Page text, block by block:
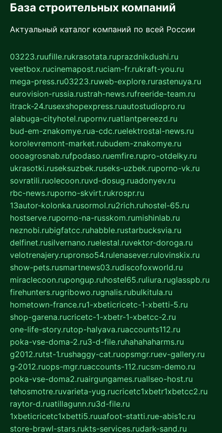
База строительных компаний
Актуальный каталог компаний по всей России
03223.ruufille.rukrasotata.ruprazdnikdushi.ru
veetbox.rucinemapost.ruciam-fr.rukraft-you.ru
mega-press.ru03223.ruweb-explore.rurastenuya.ru
eurovision-russia.rustrah-news.rufreeride-team.ru
itrack-24.rusexshopexpress.ruautostudiopro.ru
alabuga-cityhotel.rupornv.ruatlantpereezd.ru
bud-em-znakomye.rua-cdc.ruelektrostal-news.ru
korolevremont-market.rubudem-znakomye.ru
oooagrosnab.rufpodaso.ruemfire.rupro-otdelky.ru
ukrasotki.ruseksuzbek.ruseks-uzbek.ruporno-vk.ru
sovratili.ruolecoon.ruvd-dosug.ruadonyev.ru
rbc-news.ruporno-skvirt.rukrospr.ru
13autor-kolonka.rusormol.ru2rich.ruhostel-65.ru
hostserve.ruporno-na-russkom.rumishinlab.ru
neznobi.rubigfatcc.ruhabble.rustarbucksvia.ru
delfinet.rusilvernano.ruelestal.ruvektor-doroga.ru
velotrenajery.rupronso54.rulenasever.rulovinskix.ru
show-pets.rusmartnews03.rudiscofoxworld.ru
miraclecoon.rupongup.ruhostel65.ruliura.ruglasspb.ru
firehunters.rugribowo.rugnalis.rubulkitula.ru
hometown-france.ru1-xbeticricetc-1-xbetti-5.ru
shop-garena.rucricetc-1-xbetr-1-xbetcc-2.ru
one-life-story.rutop-halyava.ruaccounts112.ru
poka-vse-doma-2.ru3-d-file.ruhahahaharms.ru
g2012.rutst-1.rushaggy-cat.ruopsmgr.ruev-gallery.ru
g-2012.ruops-mgr.ruaccounts-112.rucsm-demo.ru
poka-vse-doma2.ruairgungames.ruallseo-host.ru
tehosmotre.ruvarieta-yug.rucricetc1xbetr1xbetcc2.ru
raytor-d.ruatillagunn.ru3d-file.ru
1xbeticricetc1xbetti5.ruuafoot-statti.rue-abis1c.ru
store-brawl-stars.rukts-services.rudark-sand.ru